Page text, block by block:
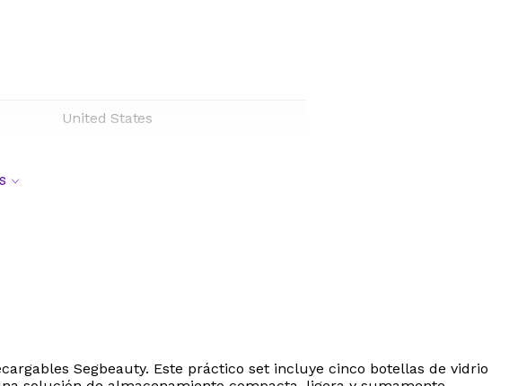
United States
Segbeauty. Este práctico set incluye cinco botellas de vidrio